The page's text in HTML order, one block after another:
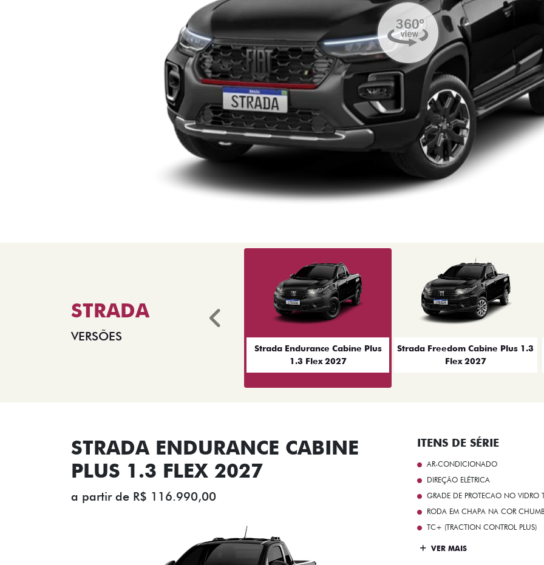
STRADA
VERSÕES
Strada Endurance Cabine Plus
1.3 Flex 2027
Strada Freedom Cabine Plus 1.3
Flex 2027
Anterior
STRADA ENDURANCE CABINE
PLUS 1.3 FLEX 2027
a partir de R$ 116.990,00
ITENS DE SÉRIE
AR-CONDICIONADO
DIREÇÃO ELÉTRICA
GRADE DE PROTECAO NO VIDRO
RODA EM CHAPA NA COR
TC+ (TRACTION CONTROL PLUS)
VER MAIS